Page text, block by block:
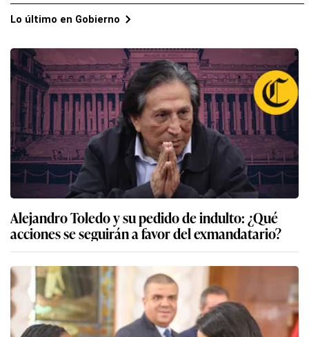
Lo último en Gobierno
Alejandro Toledo y su pedido de indulto: ¿Qué
acciones se seguirán a favor del exmandatario?